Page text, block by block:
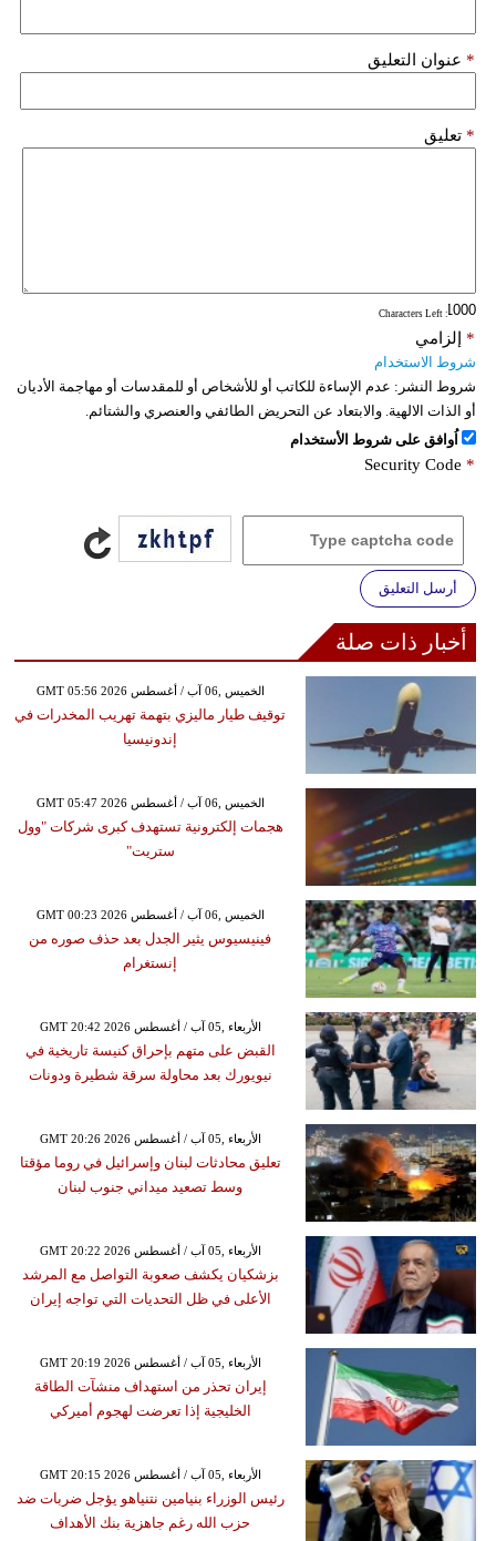
عنوان التعليق *
تعليق *
: Characters Left
إلزامي *
شروط الاستخدام
شروط النشر: عدم الإساءة للكاتب أو للأشخاص أو للمقدسات أو مهاجمة الأديان
أو الذات الالهية. والابتعاد عن التحريض الطائفي والعنصري والشتائم.
اُوافق على شروط الأستخدام
Security Code *
أرسل التعليق
أخبار ذات صلة
GMT 05:56 2026 الخميس ,06 آب / أغسطس
توقيف طيار ماليزي بتهمة تهريب المخدرات في
إندونيسيا
GMT 05:47 2026 الخميس ,06 آب / أغسطس
هجمات إلكترونية تستهدف كبرى شركات "وول
ستريت"
GMT 00:23 2026 الخميس ,06 آب / أغسطس
فينيسيوس يثير الجدل بعد حذف صوره من
إنستغرام
GMT 20:42 2026 الأربعاء ,05 آب / أغسطس
القبض على متهم بإحراق كنيسة تاريخية في
نيويورك بعد محاولة سرقة شطيرة ودونات
GMT 20:26 2026 الأربعاء ,05 آب / أغسطس
تعليق محادثات لبنان وإسرائيل في روما مؤقتا
وسط تصعيد ميداني جنوب لبنان
GMT 20:22 2026 الأربعاء ,05 آب / أغسطس
بزشكيان يكشف صعوبة التواصل مع المرشد
الأعلى في ظل التحديات التي تواجه إيران
GMT 20:19 2026 الأربعاء ,05 آب / أغسطس
إيران تحذر من استهداف منشآت الطاقة
الخليجية إذا تعرضت لهجوم أميركي
GMT 20:15 2026 الأربعاء ,05 آب / أغسطس
رئيس الوزراء بنيامين نتنياهو يؤجل ضربات ضد
حزب الله رغم جاهزية بنك الأهداف